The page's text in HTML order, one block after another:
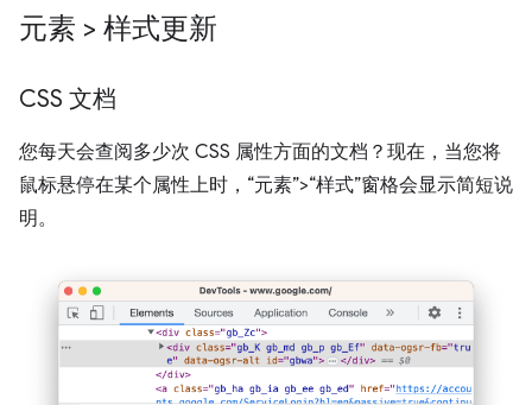
元素 > 样式更新
CSS 文档
您每天会查阅多少次 CSS 属性方面的文档？现在，当您将
鼠标悬停在某个属性上时，“元素”>“样式”窗格会显示简短说
明。